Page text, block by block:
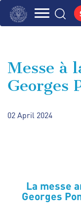
Skip
Messe à
Georges
02 April 2024
La messe
Georges
Cookies management